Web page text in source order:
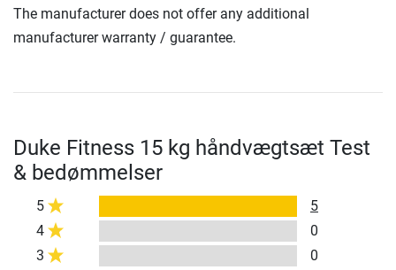
The manufacturer does not offer any additional
manufacturer warranty / guarantee.
Duke Fitness 15 kg håndvægtsæt Test
& bedømmelser
5
5
4
0
3
0